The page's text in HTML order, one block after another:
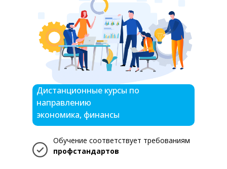
Обучение соответствует требованиям
профстандартов
Дистанционные курсы по
направлению
экономика, финансы